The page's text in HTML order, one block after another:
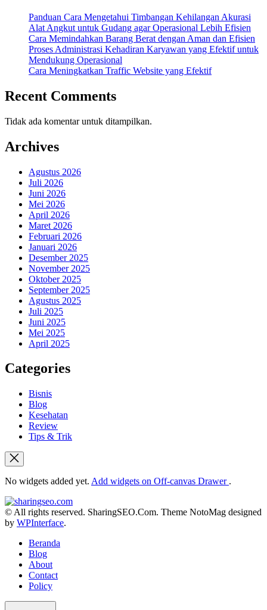
Panduan Cara Mengetahui Timbangan Kehilangan Akurasi
Alat Angkut untuk Gudang agar Operasional Lebih Efisien
Cara Memindahkan Barang Berat dengan Aman dan Efisien
Proses Administrasi Kehadiran Karyawan yang Efektif untuk
Mendukung Operasional
Cara Meningkatkan Traffic Website yang Efektif
Recent Comments
Tidak ada komentar untuk ditampilkan.
Archives
Agustus 2026
Juli 2026
Juni 2026
Mei 2026
April 2026
Maret 2026
Februari 2026
Januari 2026
Desember 2025
November 2025
Oktober 2025
September 2025
Agustus 2025
Juli 2025
Juni 2025
Mei 2025
April 2025
Categories
Bisnis
Blog
Kesehatan
Review
Tips & Trik
No widgets added yet. Add widgets on Off-canvas Drawer .
sharingseo.com
© All rights reserved. SharingSEO.Com. Theme NotoMag designed
by WPInterface.
Beranda
Blog
About
Contact
Policy